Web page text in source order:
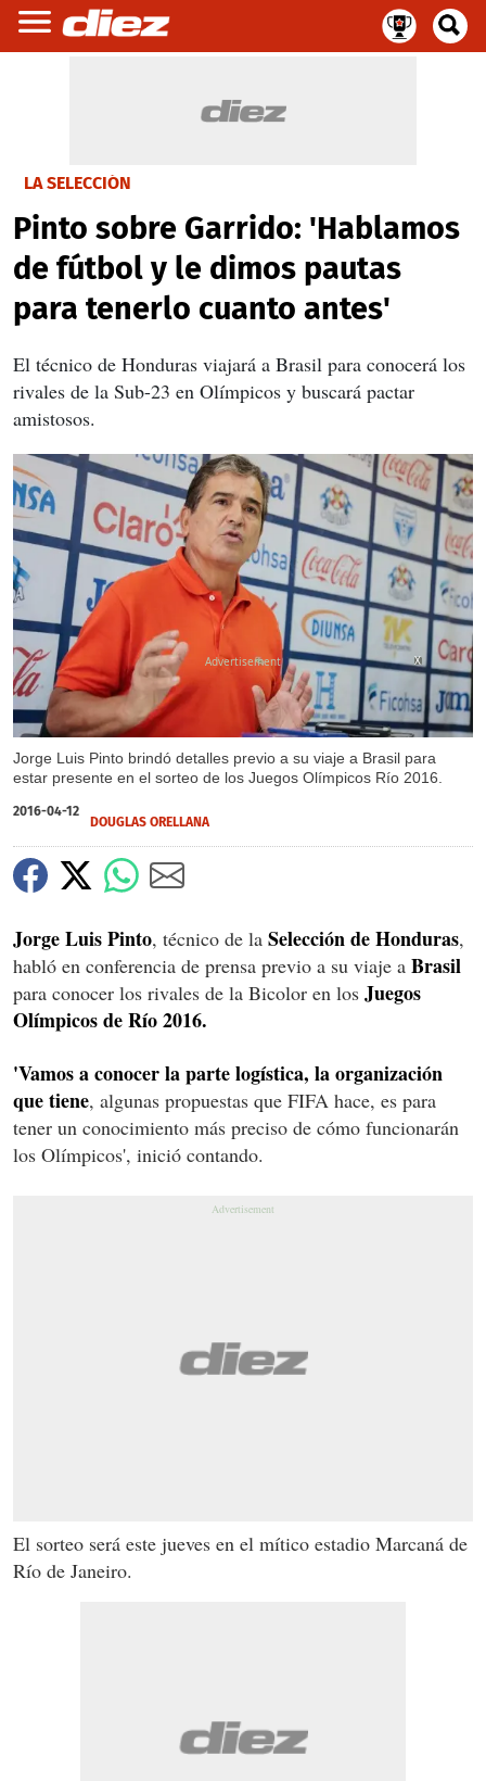
LA SELECCIÓN
Pinto sobre Garrido: 'Hablamos
de fútbol y le dimos pautas
para tenerlo cuanto antes'
El técnico de Honduras viajará a Brasil para conocerá los
rivales de la Sub-23 en Olímpicos y buscará pactar
amistosos.
Jorge Luis Pinto brindó detalles previo a su viaje a Brasil para
estar presente en el sorteo de los Juegos Olímpicos Río 2016.
X
2016-04-12
DOUGLAS ORELLANA
Jorge Luis Pinto, técnico de la Selección de Honduras,
habló en conferencia de prensa previo a su viaje a Brasil
para conocer los rivales de la Bicolor en los Juegos
Olímpicos de Río 2016.
'Vamos a conocer la parte logística, la organización
que tiene, algunas propuestas que FIFA hace, es para
tener un conocimiento más preciso de cómo funcionarán
los Olímpicos', inició contando.
El sorteo será este jueves en el mítico estadio Marcaná de
Río de Janeiro.